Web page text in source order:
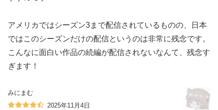
アメリカではシーズン3まで配信されているものの、日本
ではこのシーズンだけの配信というのは非常に残念です。
こんなに面白い作品の続編が配信されないなんて、残念す
ぎます！
みにまむ
2025年11月4日